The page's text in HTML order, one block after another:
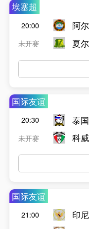
埃塞超
20:00
未开赛
阿
夏
国际友谊
20:30
未开赛
泰国
科
国际友谊
21:00
印尼